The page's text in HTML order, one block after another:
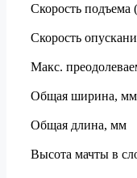
Скорость подъема
Скорость
Макс.
Общая ширина, мм
Общая длина, мм
Высота мачты в